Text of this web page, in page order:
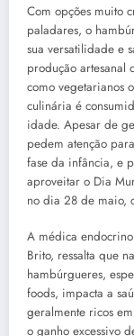
Com opções muito
paladares, o
sua versatilidade e
produção artesanal
como vegetarianos
culinária é
idade. Apesar de
pedem atenção
fase da infância, e
aproveitar o Dia
no dia 28 de maio,
A médica
Brito, ressalta que
hambúrgueres,
foods, impacta a
geralmente ricos
o ganho excessivo